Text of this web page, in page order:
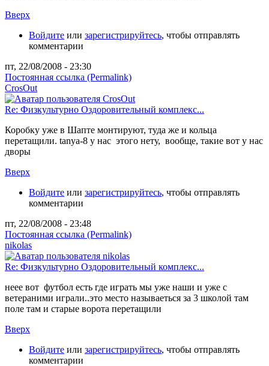
Вверх
Войдите или зарегистрируйтесь, чтобы отправлять
комментарии
пт, 22/08/2008 - 23:30
Постоянная ссылка (Permalink)
CrosOut
Re: Физкультурно Оздоровительный комплекс...
Коробку уже в Шапте монтируют, туда же и кольца
перетащили. tanya-8 у нас этого нету, вообще, такие вот у нас
дворы
Вверх
Войдите или зарегистрируйтесь, чтобы отправлять
комментарии
пт, 22/08/2008 - 23:48
Постоянная ссылка (Permalink)
nikolas
Re: Физкультурно Оздоровительный комплекс...
неее вот футбол есть где играть мы уже наши и уже с
ветераними играли..это место называеться за 3 школой там
поле там и старые ворота перетащили
Вверх
Войдите или зарегистрируйтесь, чтобы отправлять
комментарии